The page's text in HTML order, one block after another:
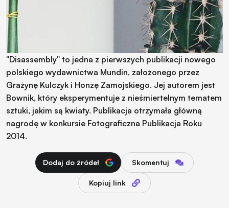
"Disassembly" to jedna z pierwszych publikacji nowego
polskiego wydawnictwa Mundin, założonego przez
Grażynę Kulczyk i Honzę Zamojskiego. Jej autorem jest
Bownik, który eksperymentuje z nieśmiertelnym tematem
sztuki, jakim są kwiaty. Publikacja otrzymała główną
nagrodę w konkursie Fotograficzna Publikacja Roku
2014.
Dodaj do źródeł Skomentuj
Kopiuj link